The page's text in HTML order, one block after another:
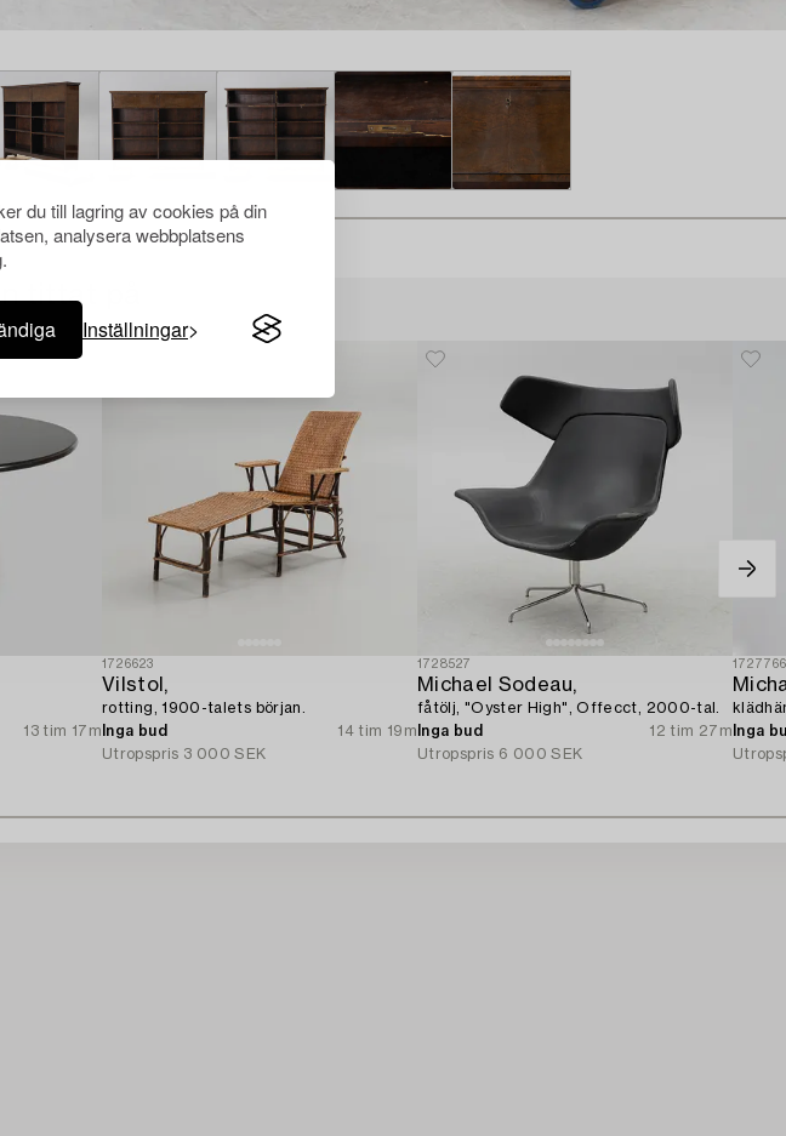
du till lagring av cookies på din
analysera webbplatsens
Inställningar
tittat på
13 tim 17m
1726623
Vilstol,
rotting, 1900-talets början.
Inga bud
14 tim 19m
Utropspris 3 000 SEK
1728527
Michael Sodeau,
fåtölj, "Oyster High", Offecct, 2000-tal.
Inga bud
12 tim 27m
Utropspris 6 000 SEK
Inga